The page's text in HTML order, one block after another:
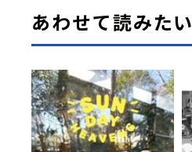
あわせて読みたい